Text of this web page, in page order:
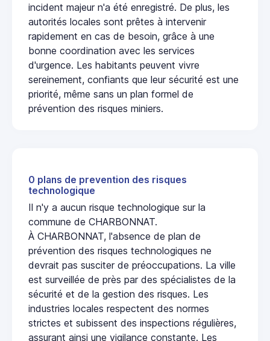
incident majeur n'a été enregistré. De plus, les
autorités locales sont prêtes à intervenir
rapidement en cas de besoin, grâce à une
bonne coordination avec les services
d'urgence. Les habitants peuvent vivre
sereinement, confiants que leur sécurité est une
priorité, même sans un plan formel de
prévention des risques miniers.
0 plans de prevention des risques
technologique
Il n'y a aucun risque technologique sur la
commune de CHARBONNAT.
À CHARBONNAT, l'absence de plan de
prévention des risques technologiques ne
devrait pas susciter de préoccupations. La ville
est surveillée de près par des spécialistes de la
sécurité et de la gestion des risques. Les
industries locales respectent des normes
strictes et subissent des inspections régulières,
assurant ainsi une vigilance constante. Les